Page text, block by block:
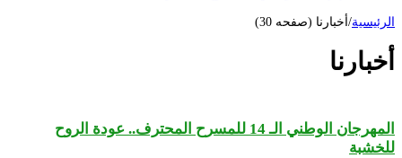
الرئيسية/ أخبارنا (صفحه 30)
أخبارنا
المهرجان الوطني الـ 14 للمسرح المحترف.. عودة الروح
للخشبة